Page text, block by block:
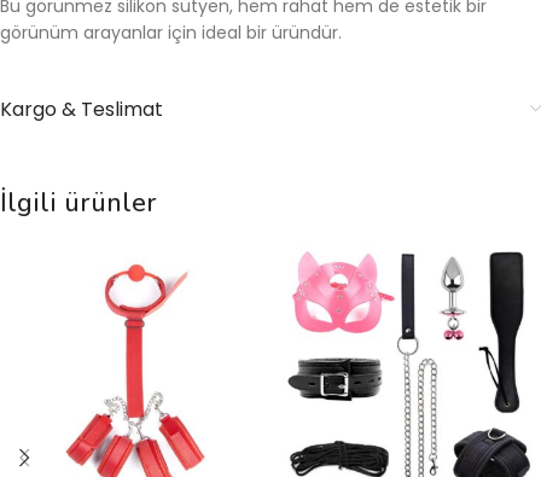
Bu görünmez silikon sütyen, hem rahat hem de estetik bir
görünüm arayanlar için ideal bir üründür.
Kargo & Teslimat
İlgili ürünler